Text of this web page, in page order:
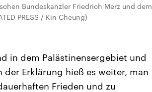
Bundeskanzler Friedrich Merz und dem
PRESS / Kin Cheung)
in dem Palästinensergebiet und
Erklärung hieß es weiter, man
Frieden und zu